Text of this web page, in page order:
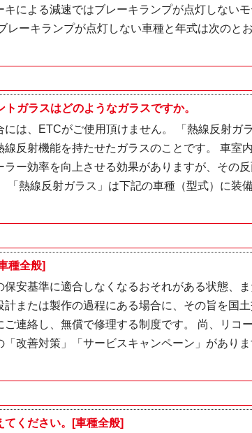
による減速ではブレーキランプが点灯しないモ
レーキランプが点灯しない車種と年式は次のと
ガラスはどのようなガラスですか。
には、ETCがご使用頂けません。 「熱線反射ガ
線反射機能を持たせたガラスのことです。 車室
ー効率を向上させる効果がありますが、その
「熱線反射ガラス」は下記の車種（型式）に装
種全般]
保安基準に適合しなくなるおそれがある状態、
計または製作の過程にある場合に、その旨を国
ご連絡し、無償で修理する制度です。 尚、リコ
改善対策」「サービスキャンペーン」がありま
てください。[車種全般]